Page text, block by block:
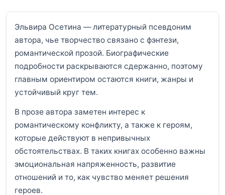
Эльвира Осетина — литературный псевдоним
автора, чье творчество связано с фэнтези,
романтической прозой. Биографические
подробности раскрываются сдержанно, поэтому
главным ориентиром остаются книги, жанры и
устойчивый круг тем.
В прозе автора заметен интерес к
романтическому конфликту, а также к героям,
которые действуют в непривычных
обстоятельствах. В таких книгах особенно важны
эмоциональная напряженность, развитие
отношений и то, как чувство меняет решения
героев.